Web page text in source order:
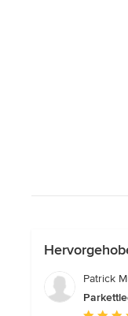
Patrick